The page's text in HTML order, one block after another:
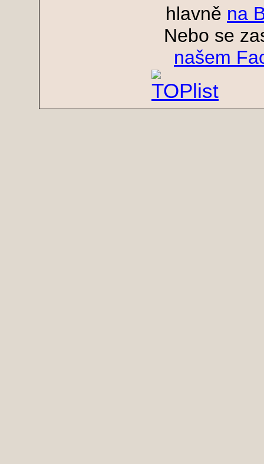
hlavně na
Nebo se
našem